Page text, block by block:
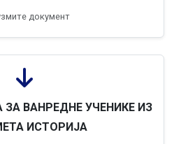
документ
ВАНРЕДНЕ УЧЕНИКЕ ИЗ
ИСТОРИЈА